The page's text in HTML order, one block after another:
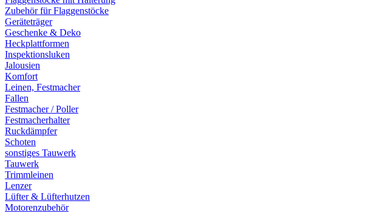
Zubehör für Flaggenstöcke
Geräteträger
Geschenke & Deko
Heckplattformen
Inspektionsluken
Jalousien
Komfort
Leinen, Festmacher
Fallen
Festmacher / Poller
Festmacherhalter
Ruckdämpfer
Schoten
sonstiges Tauwerk
Tauwerk
Trimmleinen
Lenzer
Lüfter & Lüfterhutzen
Motorenzubehör